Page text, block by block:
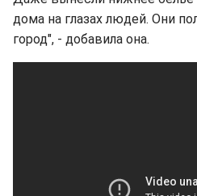
дома на глазах людей. Они
город", - добавила она.